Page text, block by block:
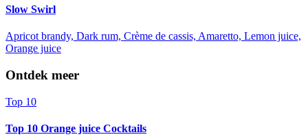
Slow Swirl
Apricot brandy, Dark rum, Crème de cassis, Amaretto, Lemon juice,
Orange juice
Ontdek meer
Top 10
Top 10 Orange juice Cocktails